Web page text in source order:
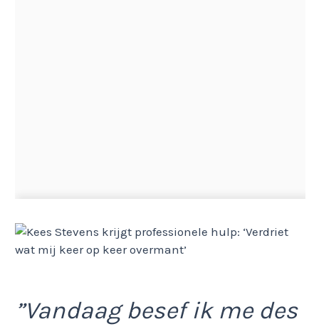
”Vandaag besef ik me des